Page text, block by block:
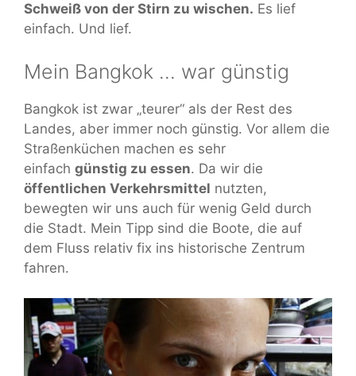
Schweiß von der Stirn zu wischen. Es lief
einfach. Und lief.
Mein Bangkok … war günstig
Bangkok ist zwar „teurer“ als der Rest des
Landes, aber immer noch günstig. Vor allem die
Straßenküchen machen es sehr
einfach günstig zu essen. Da wir die
öffentlichen Verkehrsmittel nutzten,
bewegten wir uns auch für wenig Geld durch
die Stadt. Mein Tipp sind die Boote, die auf
dem Fluss relativ fix ins historische Zentrum
fahren.